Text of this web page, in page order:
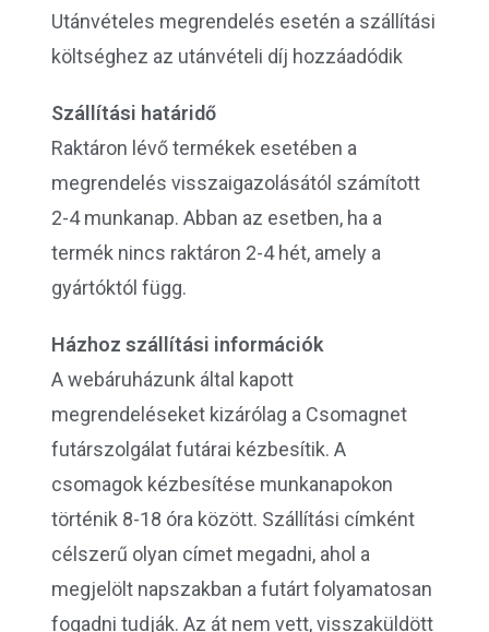
Utánvételes megrendelés esetén a szállítási
költséghez az utánvételi díj hozzáadódik
Szállítási határidő
Raktáron lévő termékek esetében a
megrendelés visszaigazolásától számított
2-4 munkanap. Abban az esetben, ha a
termék nincs raktáron 2-4 hét, amely a
gyártóktól függ.
Házhoz szállítási információk
A webáruházunk által kapott
megrendeléseket kizárólag a Csomagnet
futárszolgálat futárai kézbesítik. A
csomagok kézbesítése munkanapokon
történik 8-18 óra között. Szállítási címként
célszerű olyan címet megadni, ahol a
megjelölt napszakban a futárt folyamatosan
fogadni tudják. Az át nem vett, visszaküldött